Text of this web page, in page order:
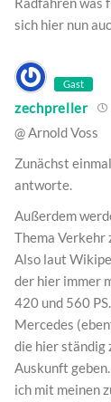
sich hier nun
Gast
zechpreller
@ Arnold Voss
Zunächst
antworte.
Außerdem
Thema Verkehr
Also laut
der hier immer
420 und 560
Mercedes
die hier ständig
Auskunft
ich mit meinen